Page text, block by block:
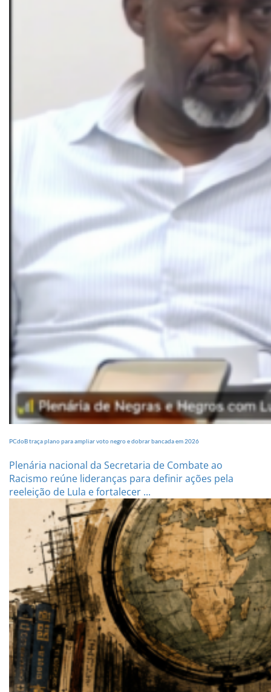
PCdoB traça plano para ampliar voto negro e dobrar bancada em 2026
Plenária nacional da Secretaria de Combate ao
Racismo reúne lideranças para definir ações pela
reeleição de Lula e fortalecer ...